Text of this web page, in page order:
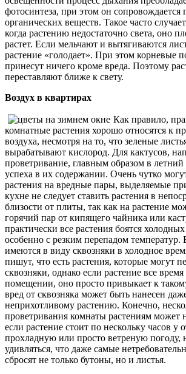
фотосинтеза, при этом он сопровождается
органических веществ. Такое часто
когда растению недостаточно света, оно
растет. Если мельчают и вытягиваются
растение «голодает». При этом корневые
принесут ничего кроме вреда. Поэтому
переставляют ближе к свету.
Воздух в квартирах
Как правило,
комнатные растения хорошо относятся к
воздуха, несмотря на то, что зеленые
вырабатывают кислород. Для кактусов,
проветривание, главным образом в летний
успеха в их содержании. Очень чутко
растения на вредные пары, выделяемые
кухне не следует ставить растения в
близости от плиты, так как на растение
горячий пар от кипящего чайника или
практически все растения боятся
особенно с резким перепадом температур.
имеются в виду сквозняки в холодное
пишут, что есть растения, которые могут
сквозняки, однако если растение все
помещении, оно просто привыкает к
вред от сквозняка может быть нанесен
неприхотливому растению. Конечно,
проветривания комнаты растениям может
если растение стоит по нескольку часов у
прохладную или просто ветреную погоду,
удивляться, что даже самые
сбросят не только бутоны, но и листья.